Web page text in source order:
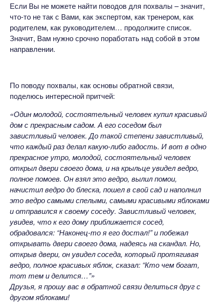
Если Вы не можете найти поводов для похвалы – значит,
что-то не так с Вами, как экспертом, как тренером, как
родителем, как руководителем… продолжите список.
Значит, Вам нужно срочно поработать над собой в этом
направлении.
По поводу похвалы, как основы обратной связи,
поделюсь интересной притчей:
«Один молодой, состоятельный человек купил красивый
дом с прекрасным садом. А его соседом был
завистливый человек. До такой степени завистливый,
что каждый раз делал какую-либо гадость. И вот в одно
прекрасное утро, молодой, состоятельный человек
открыл двери своего дома, и на крыльце увидел ведро,
полное помоев. Он взял это ведро, вылил помои,
начистил ведро до блеска, пошел в свой сад и наполнил
это ведро самыми спелыми, самыми красивыми яблоками
и отправился к своему соседу. Завистливый человек,
увидев, что к его дому приближается сосед,
обрадовался: “Наконец-то я его достал!” и побежал
открывать двери своего дома, надеясь на скандал. Но,
открыв двери, он увидел соседа, который протягивая
ведро, полное красивых яблок, сказал: “Кто чем богат,
тот тем и делится…”»
Друзья, я прошу вас в обратной связи делиться друг с
другом яблоками!